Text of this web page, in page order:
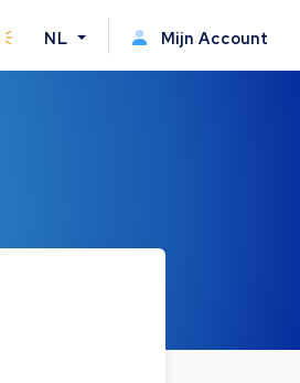
NL Mijn Account